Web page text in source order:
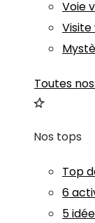
Voie
Toutes
Nos tops
Top
6
5